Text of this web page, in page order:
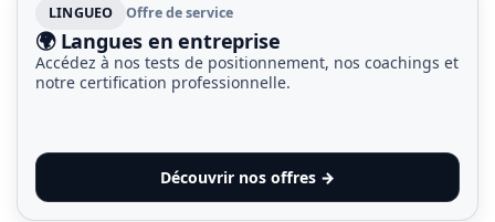
LINGUEO Offre de service
🌍 Langues en entreprise
Accédez à nos tests de positionnement, nos coachings et
notre certification professionnelle.
Découvrir nos offres →